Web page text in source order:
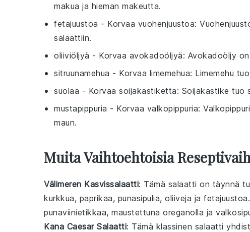
makua ja hieman makeutta.
fetajuustoa - Korvaa vuohenjuustoa:
salaattiin.
oliiviöljyä - Korvaa avokadoöljyä: Avokadoöljy
sitruunamehua - Korvaa limemehua: Limemehu
suolaa - Korvaa soijakastiketta: Soijakastike tuo
mustapippuria - Korvaa valkopippuria:
maun.
Muita Vaihtoehtoisia
Välimeren Kasvissalaatti: Tämä salaatti on täynnä
kurkkua, paprikaa, punasipulia, oliiveja ja fetajuustoa
punaviinietikkaa, maustettuna oreganolla ja
Kana Caesar Salaatti: Tämä klassinen salaatti